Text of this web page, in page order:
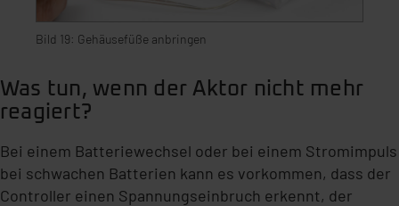
Bild 19: Gehäusefüße anbringen
Was tun, wenn der Aktor nicht mehr
reagiert?
Bei einem Batteriewechsel oder bei einem Stromimpuls
bei schwachen Batterien kann es vorkommen, dass der
Controller einen Spannungseinbruch erkennt, der